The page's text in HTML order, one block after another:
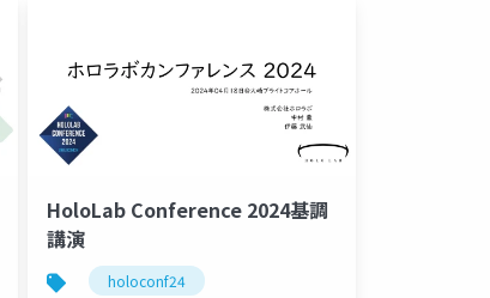
社会相互作用ビュー
HoloLab Conference 2024基調
講演
holoconf24